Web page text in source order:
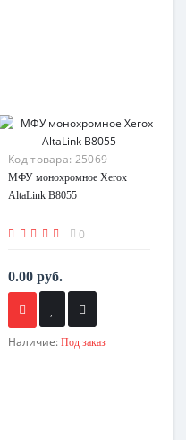
Код товара: 25069
МФУ монохромное Xerox
AltaLink B8055
0
0.00 руб.
Наличие: Под заказ